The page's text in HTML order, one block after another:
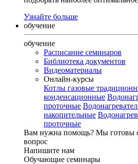
Узнайте больше
обучение
обучение
Расписание семинаров
Библиотека документов
Видеоматериалы
Онлайн-курсы
Котлы газовые
конденсационные
проточные
накопительные
проточные
Вам нужна помощь? Мы готовы
вопрос
Напишите нам
Обучающие семинары